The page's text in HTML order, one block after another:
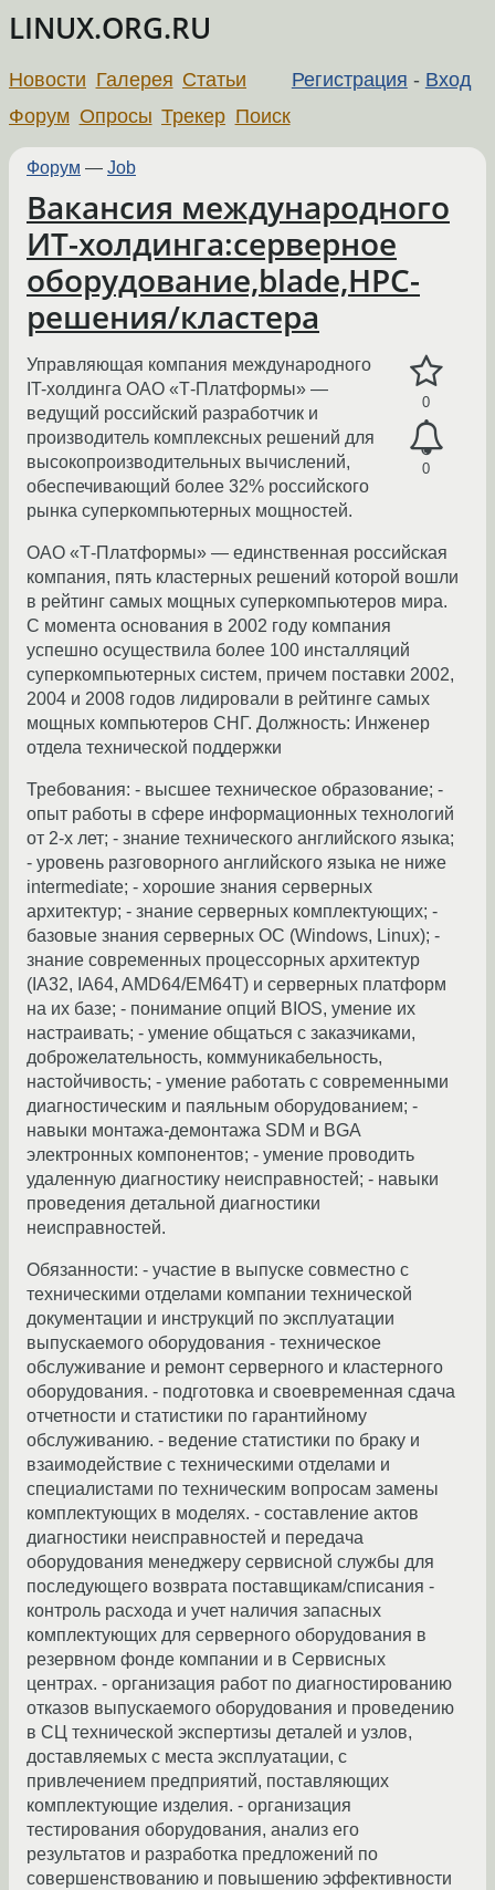
LINUX.ORG.RU
Регистрация - Вход
Новости Галерея Статьи
Форум Опросы Трекер Поиск
Форум — Job
Вакансия международного
ИТ-холдинга:серверное
оборудование,blade,HPC-
решения/кластера
0
0
Управляющая компания международного
IT-холдинга ОАО «Т-Платформы» —
ведущий российский разработчик и
производитель комплексных решений для
высокопроизводительных вычислений,
обеспечивающий более 32% российского
рынка суперкомпьютерных мощностей.
ОАО «Т-Платформы» — единственная российская
компания, пять кластерных решений которой вошли
в рейтинг самых мощных суперкомпьютеров мира.
C момента основания в 2002 году компания
успешно осуществила более 100 инсталляций
суперкомпьютерных систем, причем поставки 2002,
2004 и 2008 годов лидировали в рейтинге самых
мощных компьютеров СНГ. Должность: Инженер
отдела технической поддержки
Требования: - высшее техническое образование; -
опыт работы в сфере информационных технологий
от 2-х лет; - знание технического английского языка;
- уровень разговорного английского языка не ниже
intermediate; - хорошие знания серверных
архитектур; - знание серверных комплектующих; -
базовые знания серверных ОС (Windows, Linux); -
знание современных процессорных архитектур
(IA32, IA64, AMD64/EM64T) и серверных платформ
на их базе; - понимание опций BIOS, умение их
настраивать; - умение общаться с заказчиками,
доброжелательность, коммуникабельность,
настойчивость; - умение работать с современными
диагностическим и паяльным оборудованием; -
навыки монтажа-демонтажа SDM и BGA
электронных компонентов; - умение проводить
удаленную диагностику неисправностей; - навыки
проведения детальной диагностики
неисправностей.
Обязанности: - участие в выпуске совместно с
техническими отделами компании технической
документации и инструкций по эксплуатации
выпускаемого оборудования - техническое
обслуживание и ремонт серверного и кластерного
оборудования. - подготовка и своевременная сдача
отчетности и статистики по гарантийному
обслуживанию. - ведение статистики по браку и
взаимодействие с техническими отделами и
специалистами по техническим вопросам замены
комплектующих в моделях. - составление актов
диагностики неисправностей и передача
оборудования менеджеру сервисной службы для
последующего возврата поставщикам/списания -
контроль расхода и учет наличия запасных
комплектующих для серверного оборудования в
резервном фонде компании и в Сервисных
центрах. - организация работ по диагностированию
отказов выпускаемого оборудования и проведению
в СЦ технической экспертизы деталей и узлов,
доставляемых с места эксплуатации, с
привлечением предприятий, поставляющих
комплектующие изделия. - организация
тестирования оборудования, анализ его
результатов и разработка предложений по
совершенствованию и повышению эффективности